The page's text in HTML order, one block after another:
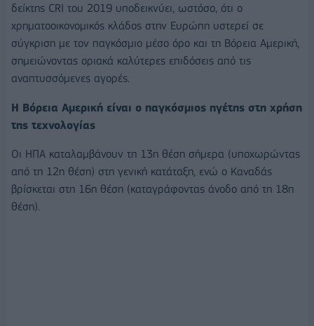
δείκτης CRI του 2019 υποδεικνύει, ωστόσο, ότι ο
χρηματοοικονομικός κλάδος στην Ευρώπη υστερεί σε
σύγκριση με τον παγκόσμιο μέσο όρο και τη Βόρεια Αμερική,
σημειώνοντας οριακά καλύτερες επιδόσεις από τις
αναπτυσσόμενες αγορές.
Η Βόρεια Αμερική είναι ο παγκόσμιος ηγέτης στη χρήση
της τεχνολογίας
Οι ΗΠΑ καταλαμβάνουν τη 13η θέση σήμερα (υποχωρώντας
από τη 12η θέση) στη γενική κατάταξη, ενώ ο Καναδάς
βρίσκεται στη 16η θέση (καταγράφοντας άνοδο από τη 18η
θέση).